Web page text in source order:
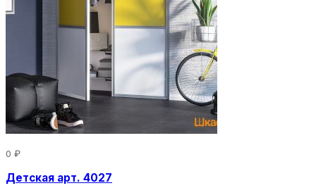
0 ₽
Детская арт. 4027